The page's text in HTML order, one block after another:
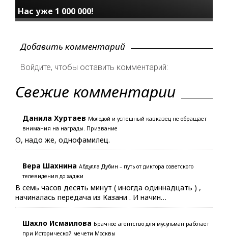
Нас уже 1 000 000!
Добавить комментарий
Войдите, чтобы оставить комментарий:
Свежие комментарии
Данила Хуртаев Молодой и успешный кавказец не обращает
внимания на награды. Призвание
О, надо же, однофамилец.
Вера Шахнина Абдулла Дубин – путь от диктора советского
телевидения до хаджи
В семь часов десять минут ( иногда одиннадцать ) ,
начиналась передача из Казани . И начин…
Шахло Исмаилова Брачное агентство для мусульман работает
при Исторической мечети Москвы